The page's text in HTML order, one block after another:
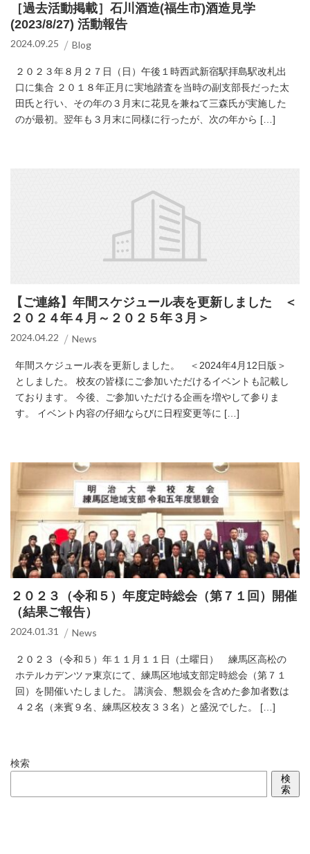
［過去活動掲載］石川酒造(福生市)酒造見学
(2023/8/27) 活動報告
2024.09.25 Blog
２０２３年８月２７日（日）午後１時西武新宿駅拝島駅改札出
口に集合 ２０１８年正月に実地踏査を当時の副支部長だった太
田氏と行い、その年の３月末に花見を兼ねて三森氏が実施した
のが最初。翌年も３月末に同様に行ったが、次の年から […]
【ご連絡】年間スケジュール表を更新しました ＜
２０２４年４月～２０２５年３月＞
2024.04.22 News
年間スケジュール表を更新しました。 ＜2024年4月12日版＞
としました。 校友の皆様にご参加いただけるイベントも記載し
ております。 今後、ご参加いただける企画を増やして参りま
す。 イベント内容の仔細ならびに日程変更等に […]
２０２３（令和５）年度定時総会（第７１回）開催
（結果ご報告）
2024.01.31 News
２０２３（令和５）年１１月１１日（土曜日） 練馬区高松の
ホテルカデンツァ東京にて、練馬区地域支部定時総会（第７１
回）を開催いたしました。 講演会、懇親会を含めた参加者数は
４２名（来賓９名、練馬区校友３３名）と盛況でした。 […]
検索
検
索